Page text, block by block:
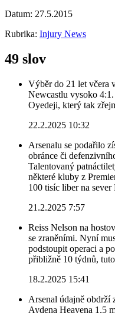
Datum: 27.5.2015
Rubrika: Injury News
49 slov
Výběr do 21 let včera
Newcastlu vysoko
Oyedeji, který tak
22.2.2025 10:32
Arsenalu se podařilo
obránce či
Talentovaný
některé kluby z
100 tisíc liber na sever
21.2.2025 7:57
Reiss Nelson na
se zraněními. Nyní
podstoupit operaci a
přibližně 10 týdnů,
18.2.2025 15:41
Arsenal údajně obdrží
Aydena Heavena 1,5